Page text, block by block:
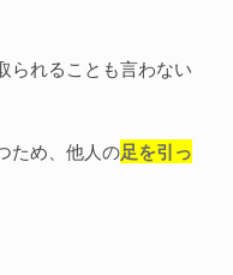
られることも言わない
ため、他人の足を引っ